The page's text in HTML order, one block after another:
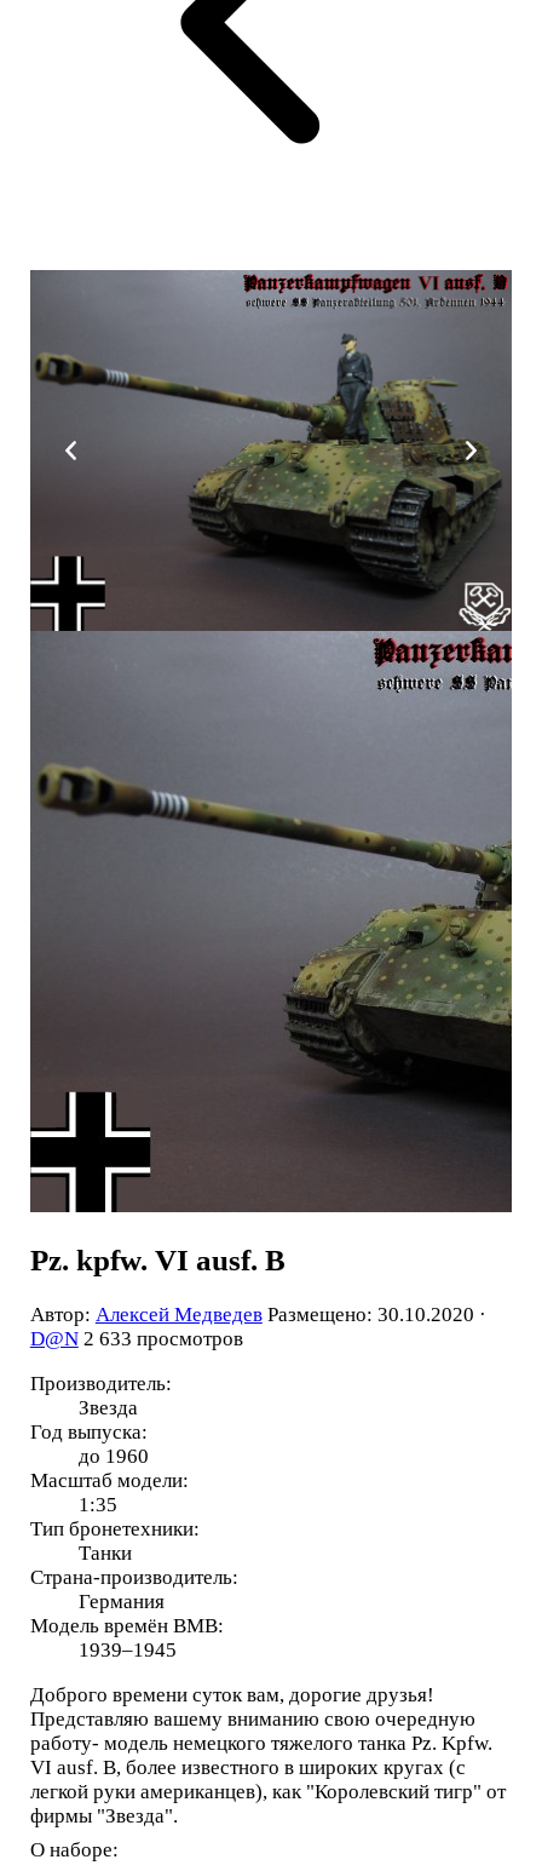
Pz. kpfw. VI ausf. B
Автор: Алексей Медведев Размещено: 30.10.2020 ·
D@N 2 633 просмотров
Производитель:
Звезда
Год выпуска:
до 1960
Масштаб модели:
1:35
Тип бронетехники:
Танки
Страна-производитель:
Германия
Модель времён ВМВ:
1939–1945
Доброго времени суток вам, дорогие друзья!
Представляю вашему вниманию свою очередную
работу- модель немецкого тяжелого танка Pz. Kpfw.
VI ausf. B, более известного в широких кругах (с
легкой руки американцев), как "Королевский тигр" от
фирмы "Звезда".
О наборе: